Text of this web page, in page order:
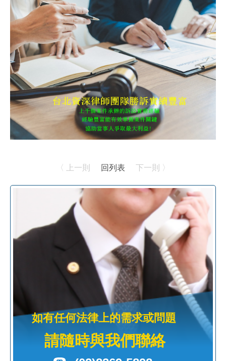
〈 上一則 回列表 下一則 〉
如有任何法律上的需求或問題
請隨時與我們聯絡